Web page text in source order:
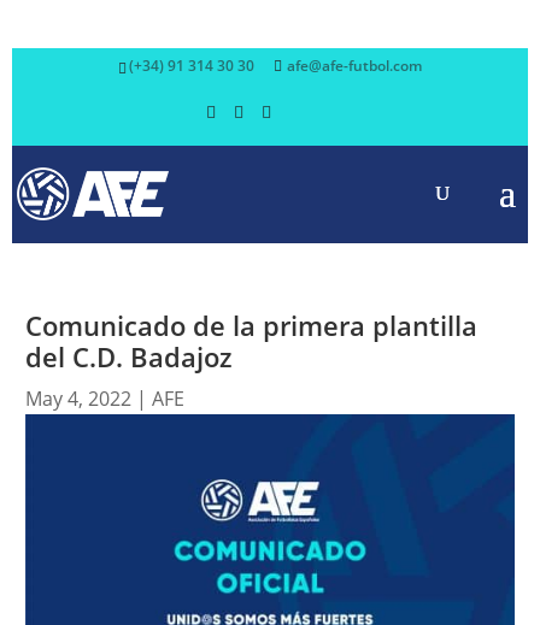
(+34) 91 314 30 30 afe@afe-futbol.com
Comunicado de la primera plantilla
del C.D. Badajoz
May 4, 2022| AFE